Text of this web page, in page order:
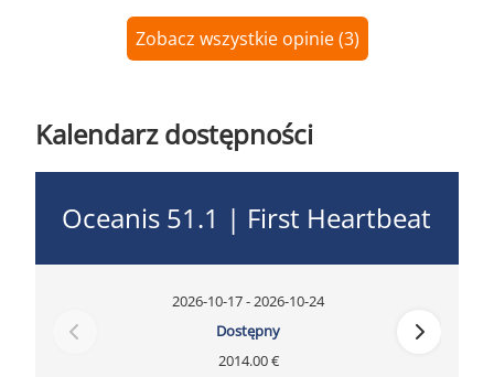
Zobacz wszystkie opinie (3)
Kalendarz dostępności
Oceanis 51.1 | First Heartbeat
2026-10-17 - 2026-10-24
Dostępny
2014.00 €